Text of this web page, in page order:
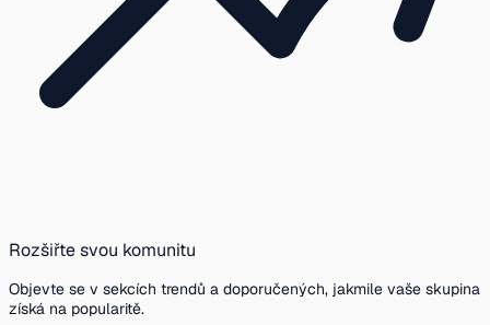
Rozšiřte svou komunitu
Objevte se v sekcích trendů a doporučených, jakmile vaše skupina
získá na popularitě.